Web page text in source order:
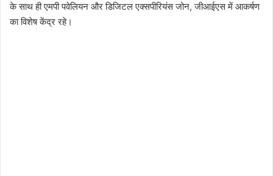
के साथ ही एमपी पवेलियन और डिजिटल एक्सपीरियंस जोन, जीआईएस में आकर्षण
का विशेष केंद्र रहे।